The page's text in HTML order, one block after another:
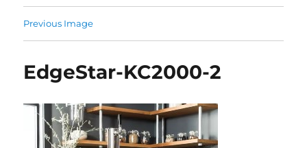
Previous Image
EdgeStar-KC2000-2